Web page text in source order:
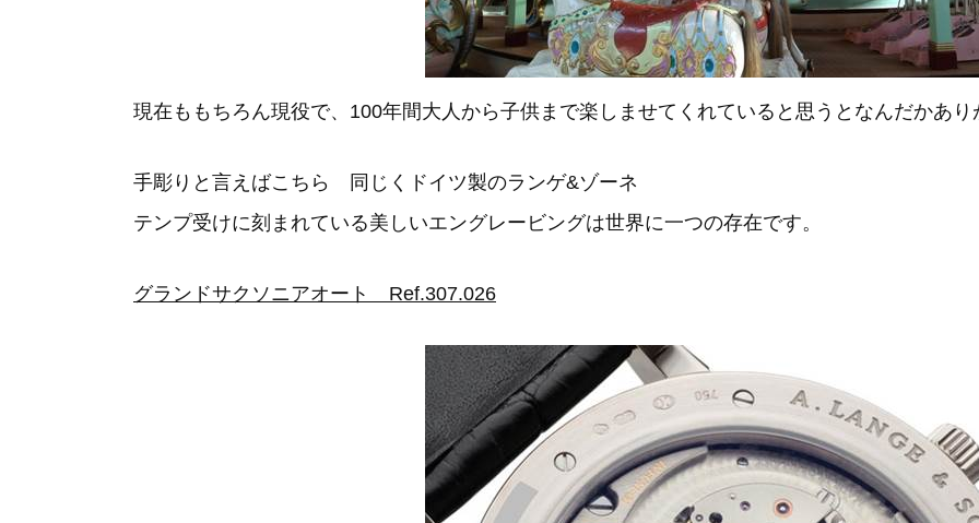
現在ももちろん現役で、100年間大人から子供まで楽しませてくれていると思うとなんだかあ
手彫りと言えばこちら 同じくドイツ製のランゲ&ゾーネ
テンプ受けに刻まれている美しいエングレービングは世界に一つの存在です。
グランドサクソニアオート Ref.307.026